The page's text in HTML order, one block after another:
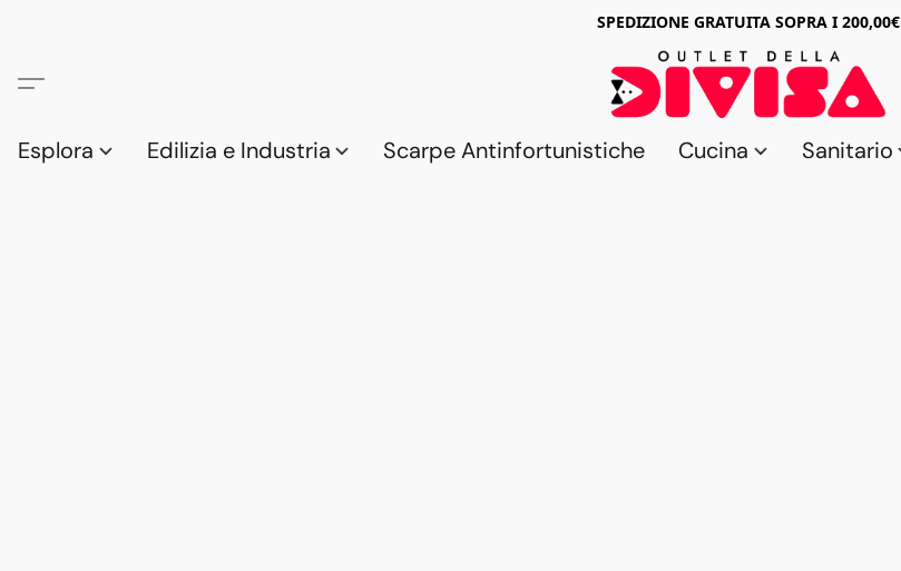
SPEDIZIONE GRATUITA SOPRA I 200,00€
Esplora Edilizia e Industria Scarpe Antinfortunistiche Cucina Sanitario